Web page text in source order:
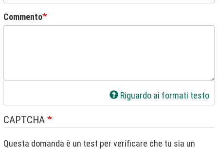
Commento
Riguardo ai formati testo
CAPTCHA
Questa domanda è un test per verificare che tu sia un